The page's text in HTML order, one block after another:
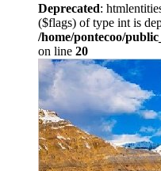
Deprecated:
($flags) of type int is
/home/pontecoo/
on line 20